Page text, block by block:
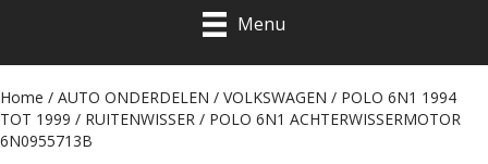
Menu
Home / AUTO ONDERDELEN / VOLKSWAGEN / POLO 6N1 1994
TOT 1999 / RUITENWISSER / POLO 6N1 ACHTERWISSERMOTOR
6N0955713B